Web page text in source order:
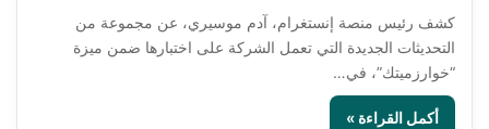
كشف رئيس منصة إنستغرام، آدم موسيري، عن مجموعة من
التحديثات الجديدة التي تعمل الشركة على اختبارها ضمن ميزة
“خوارزميتك”، في…
أكمل القراءة »